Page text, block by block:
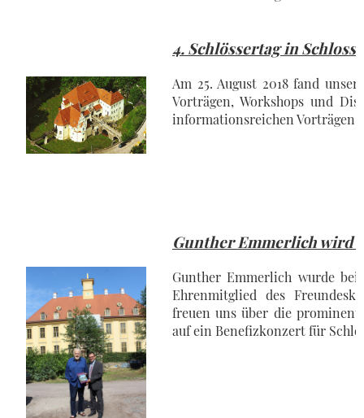
4. Schlössertag in Schloss
Am 25. August 2018 fand
Vorträgen, Workshops und
informationsreichen Vorträgen
Gunther Emmerlich wird
Gunther Emmerlich wurde
Ehrenmitglied des
freuen uns über die
auf ein Benefizkonzert für